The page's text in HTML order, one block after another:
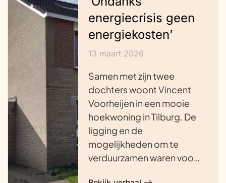
energiecrisis geen
energiekosten’
13 maart 2026
Samen met zijn twee
dochters woont Vincent
Voorheijen in een mooie
hoekwoning in Tilburg. De
ligging en de
mogelijkheden om te
verduurzamen waren voo…